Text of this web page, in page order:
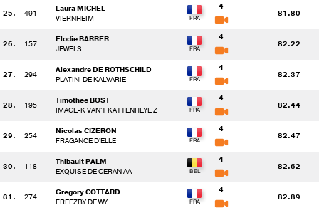
25. 491
Laura MICHEL
VIERNHEIM
4
81.80
26. 157
Elodie BARRER
JEWELS
4
82.22
27. 294
Alexandre DE ROTHSCHILD
PLATINI DE KALVARIE
4
82.37
28. 195
Timothee BOST
IMAGE-K VAN'T KATTENHEYE Z
4
82.44
29. 254
Nicolas CIZERON
FRAGANCE D'ELLE
4
82.47
30. 118
Thibault PALM
EXQUISE DE CERAN AA
4
82.62
31. 274
Gregory COTTARD
FREEZBY DE WY
4
82.89